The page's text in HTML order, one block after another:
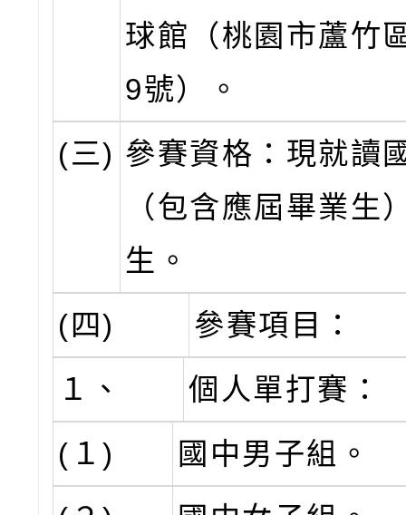
球館（桃園市蘆竹
9號）。
(三) 參賽資格：現就讀
（包含應屆畢業生
生。
(四)
參賽項目：
１、
個人單打賽：
(１)
國中男子組。